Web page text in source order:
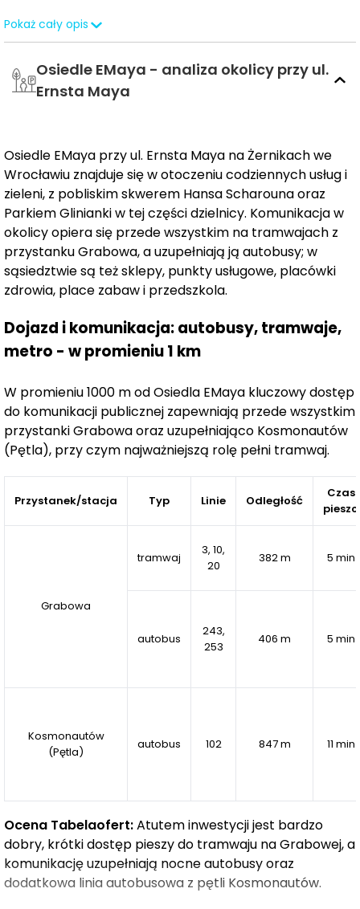
Kompleks Amber & Bluewyróżnia się spójną,
współczesną architekturą, dbałością o detale oraz
rozwiązaniami sprzyjającymi wygodzie codziennego
użytkowania. W ofercie znajdują się mieszkania z
zaprojektowano kilka lokali dwupoziomowych, które
odpowiadają na potrzeby osób poszukujących większej
przestrzeni i niestandardowych układów wnętrz.
Najważniejsze atuty inwestycji:
estetyczna, ponadczasowa elewacja z
antywłamaniowe drzwi wejściowe w standardzie
każdego mieszkania,
elektryczne rolety zewnętrzne w lokalach na
parterze oraz prywatne ogródki,
przygotowana instalacja umożliwiająca montaż
duże przeszklenia zapewniające dobre doświetlenie
wnętrz i poczucie przestrzeni,
zagospodarowane tereny zielone z nasadzeniami,
ławkami i strefami wypoczynku,
stojaki rowerowe przeznaczone dla mieszkańców,
komórki lokatorskie zwiększające funkcjonalność i
EMayato propozycja skierowana zarówno do rodzin,
w spokojnym, uporządkowanym otoczeniu.
Przemyślane części wspólne oraz wysoki standard
Pokaż cały opis
Osiedle EMaya - analiza okolicy przy ul.
Ernsta Maya
Osiedle EMaya przy ul. Ernsta Maya na Żernikach we
Wrocławiu znajduje się w otoczeniu codziennych usług i
zieleni, z pobliskim skwerem Hansa Scharouna oraz
Parkiem Glinianki w tej części dzielnicy. Komunikacja w
okolicy opiera się przede wszystkim na tramwajach z
przystanku Grabowa, a uzupełniają ją autobusy; w
sąsiedztwie są też sklepy, punkty usługowe, placówki
zdrowia, place zabaw i przedszkola.
Dojazd i komunikacja: autobusy, tramwaje,
metro - w promieniu 1 km
W promieniu 1000 m od Osiedla EMaya kluczowy dostęp
do komunikacji publicznej zapewniają przede wszystkim
przystanki Grabowa oraz uzupełniająco Kosmonautów
(Pętla), przy czym najważniejszą rolę pełni tramwaj.
Przystanek/stacja Typ Linie Odległość
Czas
pieszo
Grabowa
tramwaj
3, 10,
20
382 m 5 min
autobus
243,
253
406 m 5 min
Kosmonautów
(Pętla)
autobus 102 847 m 11 min
Ocena Tabelaofert:Atutem inwestycji jest bardzo
dobry, krótki dostęp pieszy do tramwaju na Grabowej, a
komunikację uzupełniają nocne autobusy oraz
dodatkowa linia autobusowa z pętli Kosmonautów.